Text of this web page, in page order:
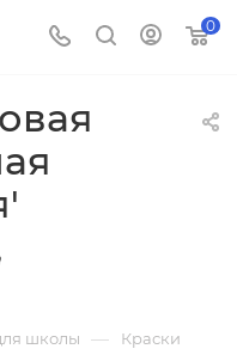
0
школы — Краски